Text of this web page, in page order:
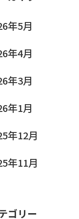
年5月
年4月
年3月
年1月
年12月
年11月
ゴリー